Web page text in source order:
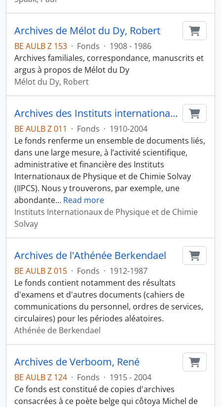
Archives de Mélot du Dy, Robert
BE AULB Z 153 · Fonds · 1908 - 1986
Archives familiales, correspondance, manuscrits et
argus à propos de Mélot du Dy
Mélot du Dy, Robert
Archives des Instituts internationaux de Physique et de Chimie Solvay
BE AULB Z 011 · Fonds · 1910-2004
Le fonds renferme un ensemble de documents liés,
dans une large mesure, à l’activité scientifique,
administrative et financière des Instituts
Internationaux de Physique et de Chimie Solvay
(IIPCS). Nous y trouverons, par exemple, une
abondante… Read more
Instituts Internationaux de Physique et de Chimie
Solvay
Archives de l'Athénée Berkendael
BE AULB Z 015 · Fonds · 1912-1987
Le fonds contient notamment des résultats
d'examens et d'autres documents (cahiers de
communications du personnel, ordres de services,
circulaires) pour les périodes aléatoires.
Athénée de Berkendael
Archives de Verboom, René
BE AULB Z 124 · Fonds · 1915 - 2004
Ce fonds est constitué de copies d'archives
consacrées à ce poète belge qui côtoya Michel de